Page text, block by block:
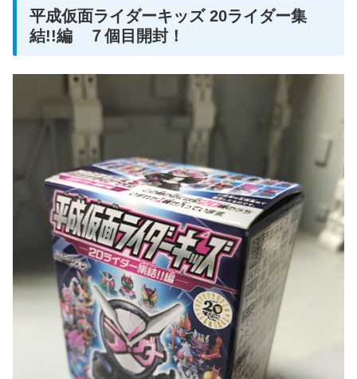
平成仮面ライダーキッズ 20ライダー集
結!!編 ７個目開封！